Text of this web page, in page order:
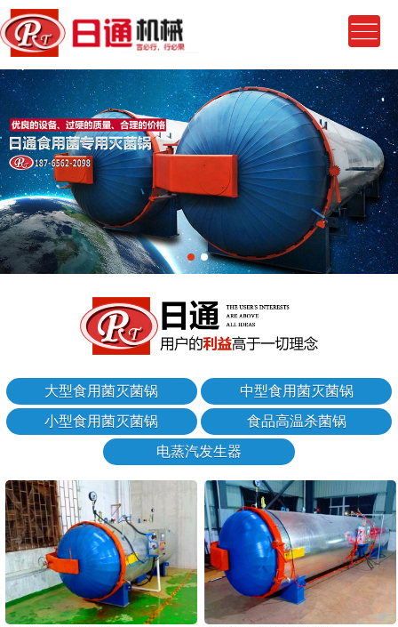
大型食用菌灭菌锅
中型食用菌灭菌锅
小型食用菌灭菌锅
食品高温杀菌锅
电蒸汽发生器